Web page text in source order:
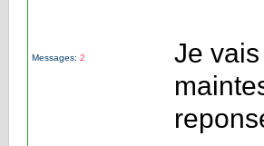
Messages: 2
Je